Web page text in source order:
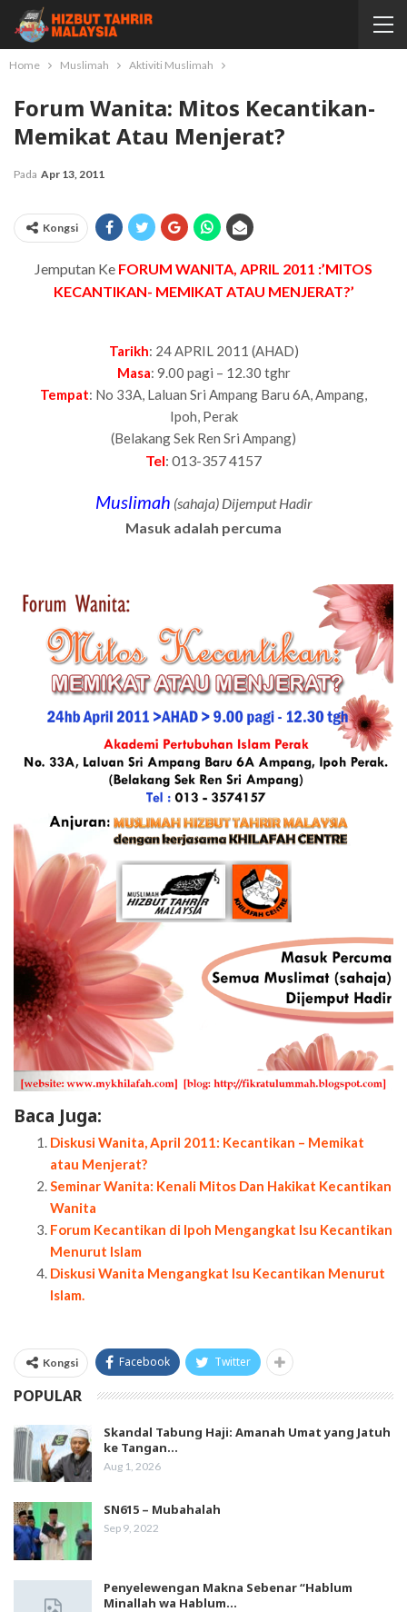
Home Muslimah Aktiviti Muslimah
Forum Wanita: Mitos Kecantikan-
Memikat Atau Menjerat?
Pada Apr 13, 2011
Kongsi
Jemputan Ke FORUM WANITA, APRIL 2011 :’MITOS
KECANTIKAN- MEMIKAT ATAU MENJERAT?’
Tarikh: 24 APRIL 2011 (AHAD)
Masa: 9.00 pagi – 12.30 tghr
Tempat: No 33A, Laluan Sri Ampang Baru 6A, Ampang,
Ipoh, Perak
(Belakang Sek Ren Sri Ampang)
Tel: 013-357 4157
Muslimah (sahaja) Dijemput Hadir
Masuk adalah percuma
Baca Juga:
Diskusi Wanita, April 2011: Kecantikan – Memikat
atau Menjerat?
Seminar Wanita: Kenali Mitos Dan Hakikat Kecantikan
Wanita
Forum Kecantikan di Ipoh Mengangkat Isu Kecantikan
Menurut Islam
Diskusi Wanita Mengangkat Isu Kecantikan Menurut
Islam.
Kongsi Facebook Twitter
POPULAR
Skandal Tabung Haji: Amanah Umat yang Jatuh
ke Tangan…
Aug 1, 2026
SN615 – Mubahalah
Sep 9, 2022
Penyelewengan Makna Sebenar “Hablum
Minallah wa Hablum…